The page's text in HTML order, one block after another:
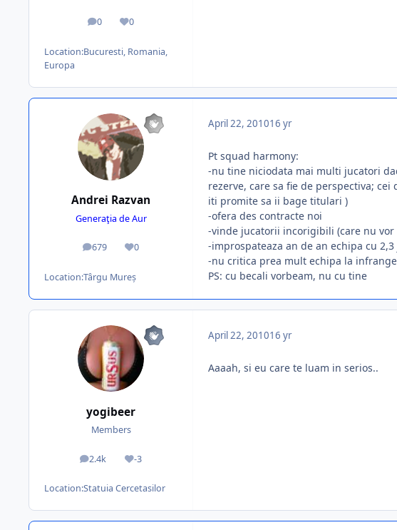
0
posts 0
Reputation
Location:Bucuresti, Romania,
Europa
Andrei Razvan
Generaţia de Aur
679
posts 0
Reputation
Location:Târgu Mureș
April 22, 201016 yr
Pt squad harmony:
-nu tine niciodata mai multi jucatori
rezerve, care sa fie de perspectiva;
iti promite sa ii bage titulari )
-ofera des contracte noi
-vinde jucatorii incorigibili (care nu vor
-improspateaza an de an echipa cu
-nu critica prea mult echipa la
PS: cu becali vorbeam, nu cu tine
yogibeer
Members
2.4k
posts -3
Reputation
Location:Statuia Cercetasilor
April 22, 201016 yr
Aaaah, si eu care te luam in serios..